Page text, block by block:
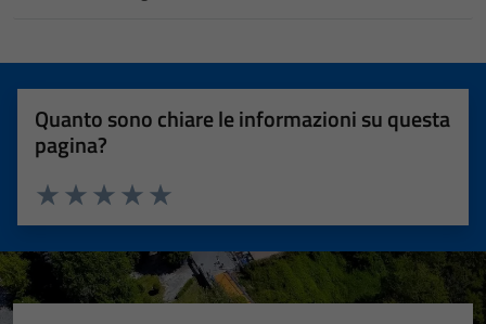
Quanto sono chiare le informazioni su questa
pagina?
Valuta 5 stelle su 5
Valuta 4 stelle su 5
Valuta 3 stelle su 5
Valuta 2 stelle su 5
Valuta 1 stelle su 5